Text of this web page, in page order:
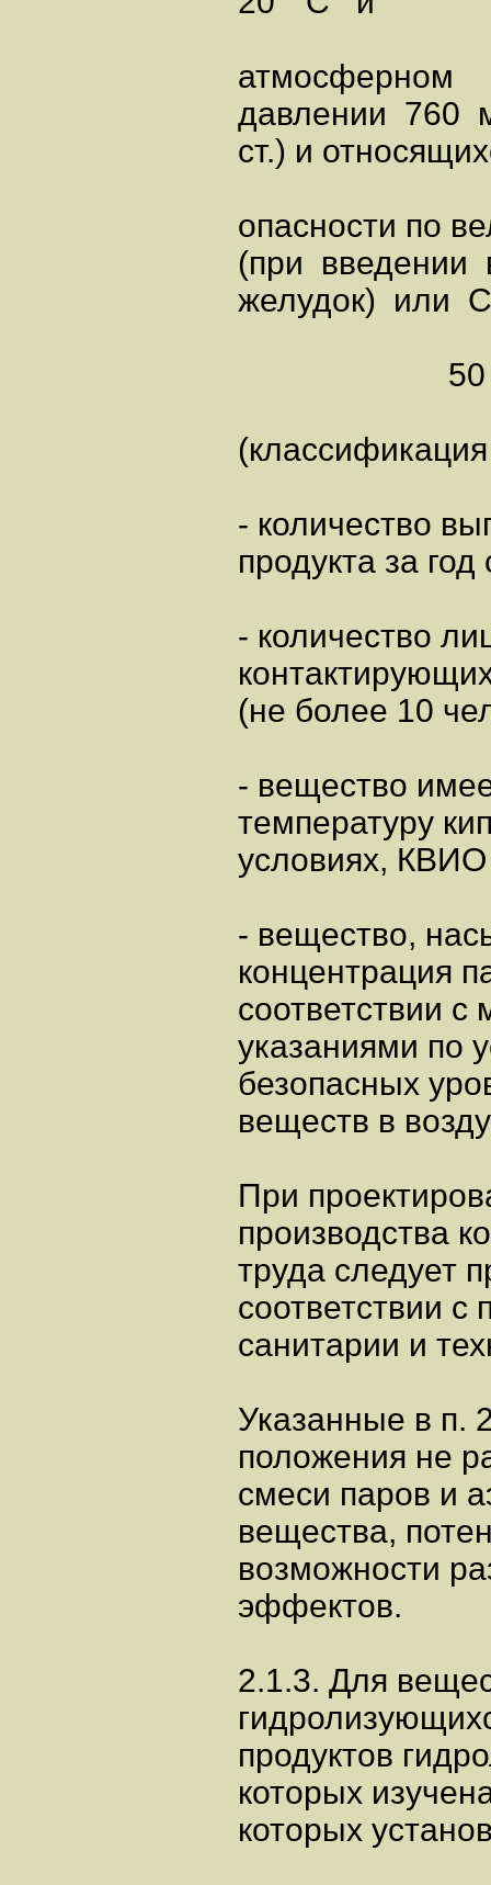
атмосферном
давлении 760
ст.) и
опасности по
(при введении
желудок) или
- количество
продукта за
- количество
(не более 10
- вещество
температуру
условиях,
- вещество,
концентрация
соответствии с
указаниями по
безопасных
веществ в
При
производства
труда следует
соответствии
санитарии и
Указанные в п.
положения не
смеси паров и
вещества,
возможности
эффектов.
2.1.3. Для
продуктов
которых
которых